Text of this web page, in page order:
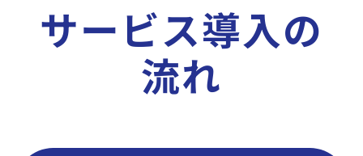
サービス導入の
流れ